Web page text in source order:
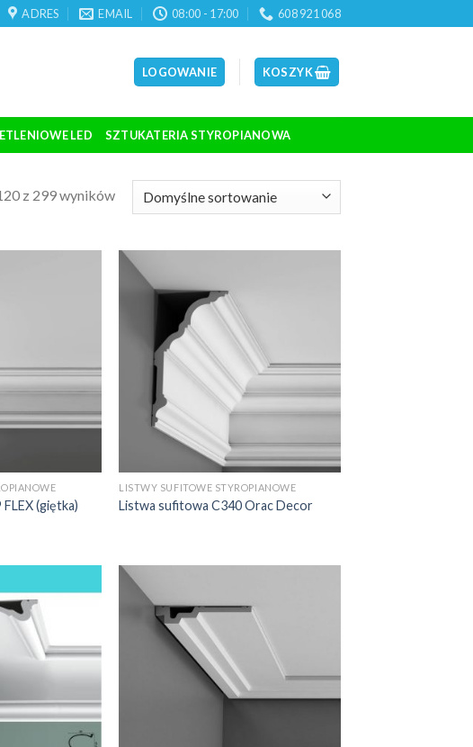
ADRES EMAIL 08:00 - 17:00 608 921 068
LOGOWANIE KOSZYK
LED SZTUKATERIA STYROPIANOWA
z 299 wyników
(giętka)
LISTWY SUFITOWE STYROPIANOWE
Listwa sufitowa C340 Orac Decor